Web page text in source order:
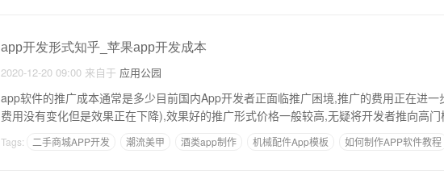
app开发形式知乎_苹果app开发成本
2020-12-20 09:00 来自于 应用公园
app软件的推广成本通常是多少目前国内App开发者正面临推广困境,推广的费用正在进
费用没有变化但是效果正在下降),效果好的推广形式价格一般较高,无疑将开发者推向高门
Tags: 二手商城APP开发 潮流美甲 酒类app制作 机械配件App模板 如何制作APP软件教程